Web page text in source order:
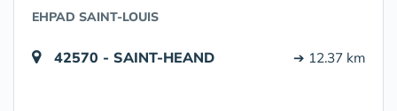
EHPAD SAINT-LOUIS
42570 - SAINT-HEAND ➔ 12.37 km